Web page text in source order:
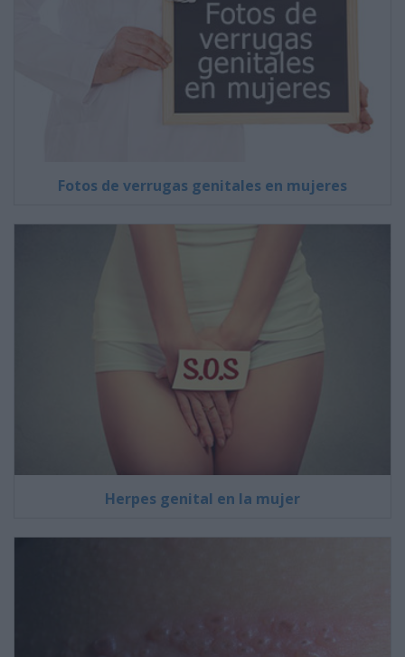
Fotos de verrugas genitales en mujeres
Herpes genital en la mujer